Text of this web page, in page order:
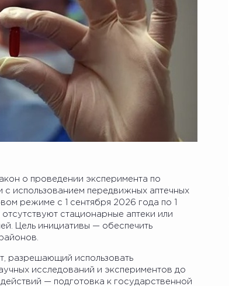
о проведении эксперимента по
с использованием передвижных аптечных
режиме с 1 сентября 2026 года по 1
стационарные аптеки или
Цель инициативы — обеспечить
разрешающий использовать
исследований и экспериментов до
— подготовка к государственной